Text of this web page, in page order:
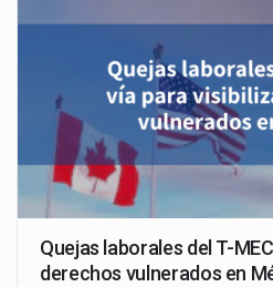
Quejas laborales del T-
derechos vulnerados en